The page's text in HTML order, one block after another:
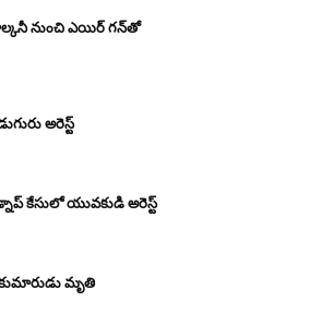
నుంచి ఎయిర్ గన్‌తో
అరెస్ట్
కేసులో యువకుడి అరెస్ట్
కుమారుడు మృతి